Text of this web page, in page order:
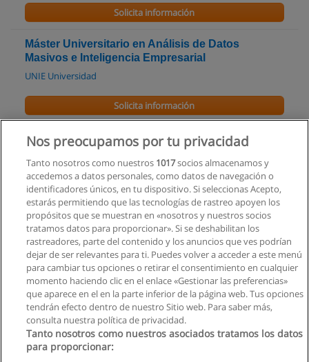
Solicita información
Máster Universitario en Análisis de Datos
Masivos e Inteligencia Empresarial
UNIE Universidad
Solicita información
Máster en Data Analytics
Solicita información
Carrera Tecnología Superior en Redes y
Telecomunicaciones
ITSQMET - Instituto Tecnológico Quito Metropolitano
Solicita información
Nos preocupamos por tu privacidad
Tanto nosotros como nuestros 1017socios almacenamos y
accedemos a datos personales, como datos de navegación o
identificadores únicos, en tu dispositivo. Si seleccionas Acepto,
estarás permitiendo que las tecnologías de rastreo apoyen los
propósitos que se muestran en «nosotros y nuestros socios
tratamos datos para proporcionar». Si se deshabilitan los
rastreadores, parte del contenido y los anuncios que ves podrían
dejar de ser relevantes para ti. Puedes volver a acceder a este menú
para cambiar tus opciones o retirar el consentimiento en cualquier
momento haciendo clic en el enlace «Gestionar las preferencias»
que aparece en el en la parte inferior de la página web. Tus opciones
tendrán efecto dentro de nuestro Sitio web. Para saber más,
consulta nuestra política de privacidad.
Tanto nosotros como nuestros asociados tratamos los datos
para proporcionar: